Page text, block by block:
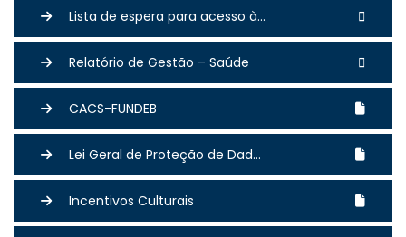
Lista de espera para acesso à...
Relatório de Gestão – Saúde
CACS-FUNDEB
Lei Geral de Proteção de Dad...
Incentivos Culturais